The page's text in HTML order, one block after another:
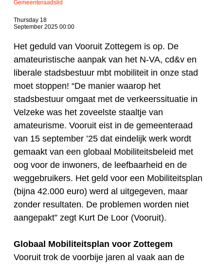
Gemeenteraadslid
Thursday 18
September 2025 00:00
Het geduld van Vooruit Zottegem is op. De
amateuristische aanpak van het N-VA, cd&v en
liberale stadsbestuur mbt mobiliteit in onze stad
moet stoppen! “De manier waarop het
stadsbestuur omgaat met de verkeerssituatie in
Velzeke was het zoveelste staaltje van
amateurisme. Vooruit eist in de gemeenteraad
van 15 september ’25 dat eindelijk werk wordt
gemaakt van een globaal Mobiliteitsbeleid met
oog voor de inwoners, de leefbaarheid en de
weggebruikers. Het geld voor een Mobiliteitsplan
(bijna 42.000 euro) werd al uitgegeven, maar
zonder resultaten. De problemen worden niet
aangepakt” zegt Kurt De Loor (Vooruit).
Globaal Mobiliteitsplan voor Zottegem
Vooruit trok de voorbije jaren al vaak aan de